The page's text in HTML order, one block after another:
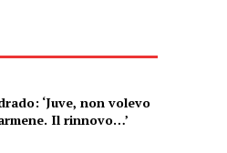
‘Juve, non volevo
Il rinnovo…’